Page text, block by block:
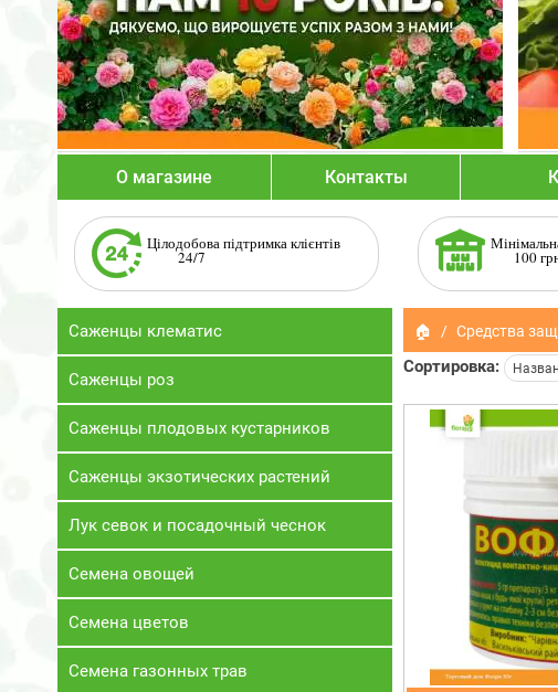
О магазине Контакты
Цілодобова підтримка клієнтів
24/7 100
Саженцы клематис
Саженцы роз
Саженцы плодовых кустарников
Саженцы экзотических растений
Лук севок и посадочный чеснок
Семена овощей
Семена цветов
Семена газонных трав
🏠 Средства
Сортировка: